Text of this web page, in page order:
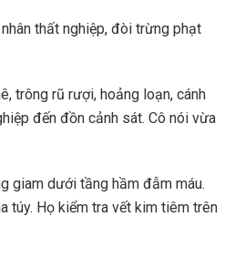
thất nghiệp, đòi trừng phạt
trông rũ rượi, hoảng loạn, cánh
đến đồn cảnh sát. Cô nói vừa
giam dưới tầng hầm đẫm máu.
túy. Họ kiểm tra vết kim tiêm trên